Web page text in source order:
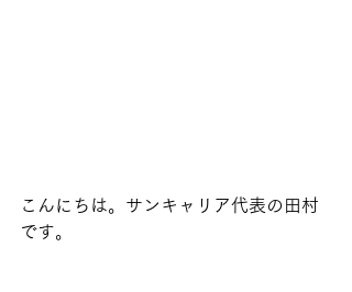
こんにちは。サンキャリア代表の田村
です。